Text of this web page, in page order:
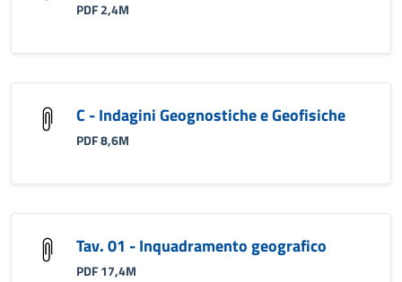
PDF 2,4M
C - Indagini Geognostiche e Geofisiche
PDF 8,6M
Tav. 01 - Inquadramento geografico
PDF 17,4M